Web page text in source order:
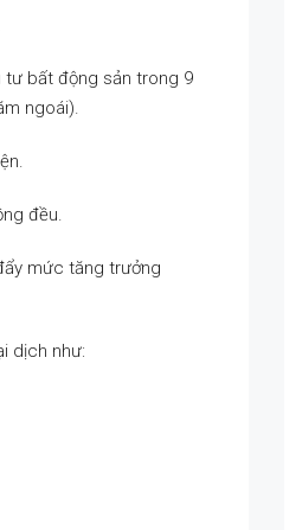
tư bất động sản trong 9
ngoái).
đều.
mức tăng trưởng
dịch như: